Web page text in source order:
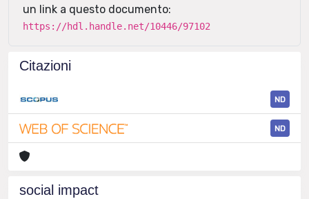
un link a questo documento:
https://hdl.handle.net/10446/97102
Citazioni
ND
ND
social impact